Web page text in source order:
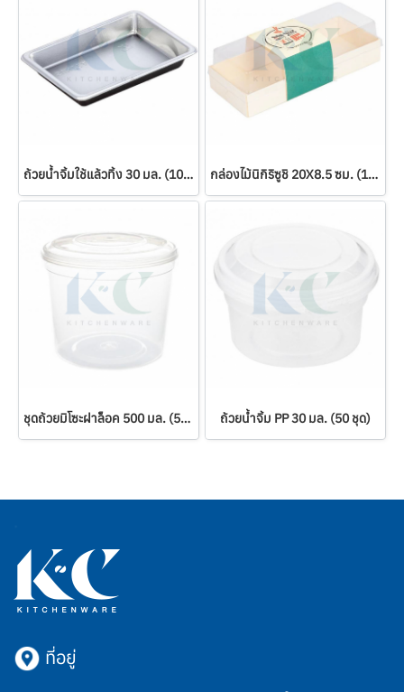
ถ้วยน้ำจิ้มใช้แล้วทิ้ง 30 มล. (100 ใบ) กล่องไม้นิกิริซูชิ 20X8.5 ซม. (100 ชุด)
ชุดถ้วยมิโซะฝาล็อค 500 มล. (50 ชุด) ถ้วยน้ำจิ้ม PP 30 มล. (50 ชุด)
ที่อยู่